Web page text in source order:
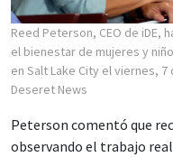
Reed Peterson, CEO de iDE,
el bienestar de mujeres y
en Salt Lake City el viernes,
Deseret News
Peterson comentó que
observando el trabajo